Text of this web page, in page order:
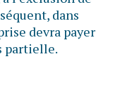
dans
devra payer
partielle.